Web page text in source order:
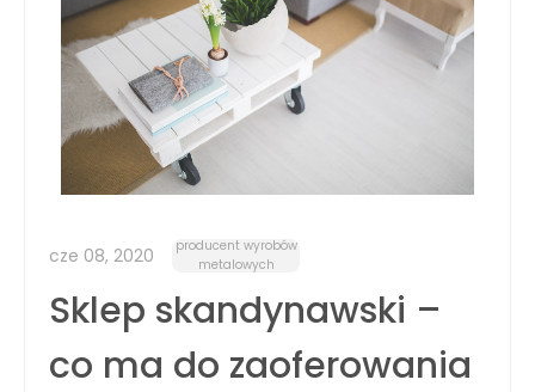
cze 08, 2020
producent wyrobów
metalowych
Sklep skandynawski –
co ma do zaoferowania